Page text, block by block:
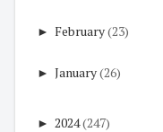
► February(23)
► January(26)
► 2024(247)